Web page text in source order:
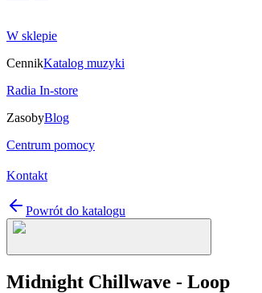
W sklepie
CennikKatalog muzyki
Radia In-store
ZasobyBlog
Centrum pomocy
Kontakt
Powrót do katalogu
Midnight Chillwave - Loop